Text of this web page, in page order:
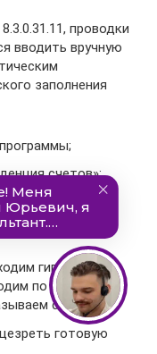
проводки
вводить вручную
заполнения
счетов»;
«99», а по
гиперссылку
по ней.
сумму.
готовую